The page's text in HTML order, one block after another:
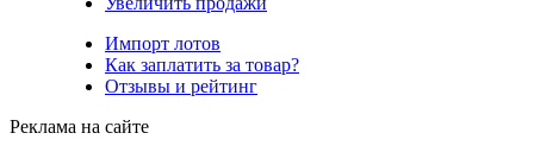
Импорт лотов
Как заплатить за товар?
Отзывы и рейтинг
Реклама на сайте